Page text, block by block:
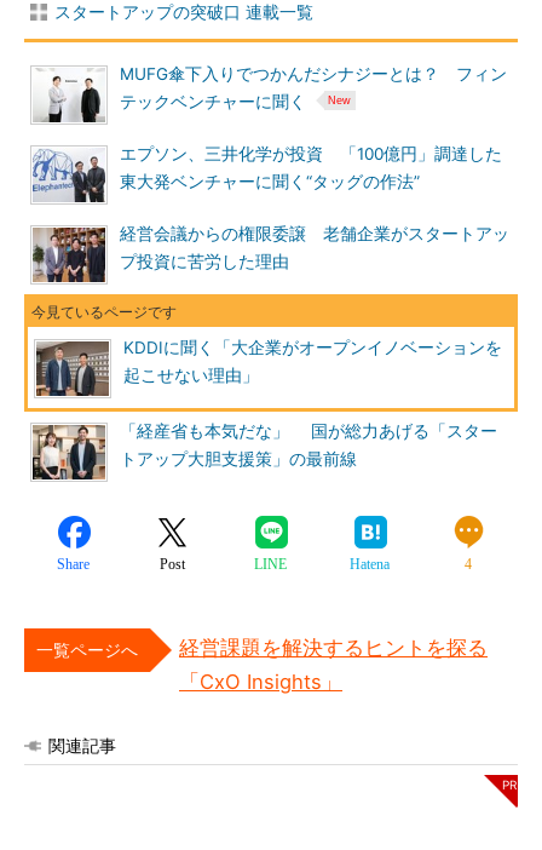
スタートアップの突破口 連載一覧
MUFG傘下入りでつかんだシナジーとは？ フィン
テックベンチャーに聞く
エプソン、三井化学が投資 「100億円」調達した
東大発ベンチャーに聞く“タッグの作法”
経営会議からの権限委譲 老舗企業がスタートアッ
プ投資に苦労した理由
KDDIに聞く「大企業がオープンイノベーションを
起こせない理由」
「経産省も本気だな」 国が総力あげる「スター
トアップ大胆支援策」の最前線
Share Post LINE Hatena 4
一覧ページへ
経営課題を解決するヒントを探る
「CxO Insights」
関連記事